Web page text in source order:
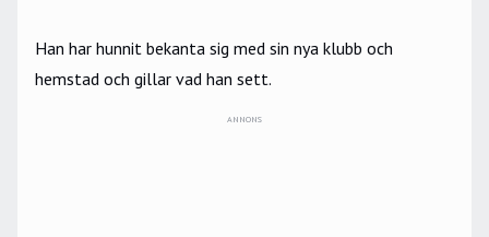
Han har hunnit bekanta sig med sin nya klubb och
hemstad och gillar vad han sett.
ANNONS